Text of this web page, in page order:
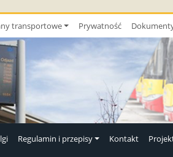
transportowe Prywatność
Regulamin i przepisy Kontakt